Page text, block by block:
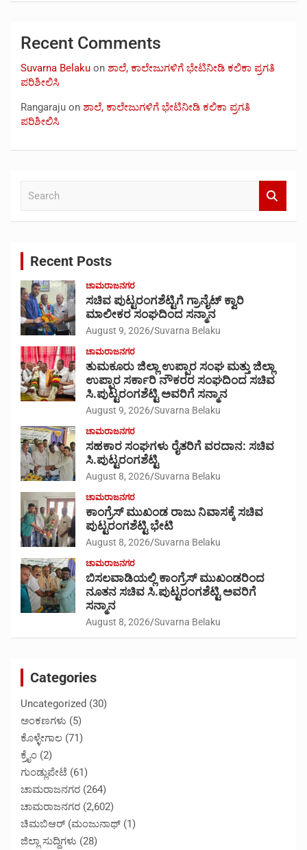
Recent Comments
Suvarna Belaku on ಶಾಲೆ, ಕಾಲೇಜುಗಳಿಗೆ ಭೇಟಿನೀಡಿ ಕಲಿಕಾ ಪ್ರಗತಿ
ಪರಿಶೀಲಿಸಿ
Rangaraju on ಶಾಲೆ, ಕಾಲೇಜುಗಳಿಗೆ ಭೇಟಿನೀಡಿ ಕಲಿಕಾ ಪ್ರಗತಿ
ಪರಿಶೀಲಿಸಿ
Recent Posts
ಚಾಮರಾಜನಗರ
ಸಚಿವ ಪುಟ್ಟರಂಗಶೆಟ್ಟಿಗೆ ಗ್ರಾನೈಟ್ ಕ್ವಾರಿ
ಮಾಲೀಕರ ಸಂಘದಿಂದ ಸನ್ಮಾನ
August 9, 2026 Suvarna Belaku
ಚಾಮರಾಜನಗರ
ತುಮಕೂರು ಜಿಲ್ಲಾ ಉಪ್ಪಾರ ಸಂಘ ಮತ್ತು ಜಿಲ್ಲಾ
ಉಪ್ಪಾರ ಸರ್ಕಾರಿ ನೌಕರರ ಸಂಘದಿಂದ ಸಚಿವ
ಸಿ.ಪುಟ್ಟರಂಗಶೆಟ್ಟಿ ಅವರಿಗೆ ಸನ್ಮಾನ
August 9, 2026 Suvarna Belaku
ಚಾಮರಾಜನಗರ
ಸಹಕಾರ ಸಂಘಗಳು ರೈತರಿಗೆ ವರದಾನ: ಸಚಿವ
ಸಿ.ಪುಟ್ಟರಂಗಶೆಟ್ಟಿ
August 8, 2026 Suvarna Belaku
ಚಾಮರಾಜನಗರ
ಕಾಂಗ್ರೆಸ್ ಮುಖಂಡ ರಾಜು ನಿವಾಸಕ್ಕೆ ಸಚಿವ
ಪುಟ್ಟರಂಗಶೆಟ್ಟಿ ಭೇಟಿ
August 8, 2026 Suvarna Belaku
ಚಾಮರಾಜನಗರ
ಬಿಸಲವಾಡಿಯಲ್ಲಿ ಕಾಂಗ್ರೆಸ್ ಮುಖಂಡರಿಂದ
ನೂತನ ಸಚಿವ ಸಿ.ಪುಟ್ಟರಂಗಶೆಟ್ಟಿ ಅವರಿಗೆ
ಸನ್ಮಾನ
August 8, 2026 Suvarna Belaku
Categories
Uncategorized (30)
ಅಂಕಣಗಳು (5)
ಕೊಳ್ಳೇಗಾಲ (71)
ಕ್ರೈಂ (2)
ಗುಂಡ್ಲುಪೇಟೆ (61)
ಚಾಮರಾಜನಗರ (264)
ಚಾಮರಾಜನಗರ (2,602)
ಚಿಮಬಿಆರ್ (ಮಂಜುನಾಥ್ (1)
ಜಿಲ್ಲಾ ಸುದ್ದಿಗಳು (28)